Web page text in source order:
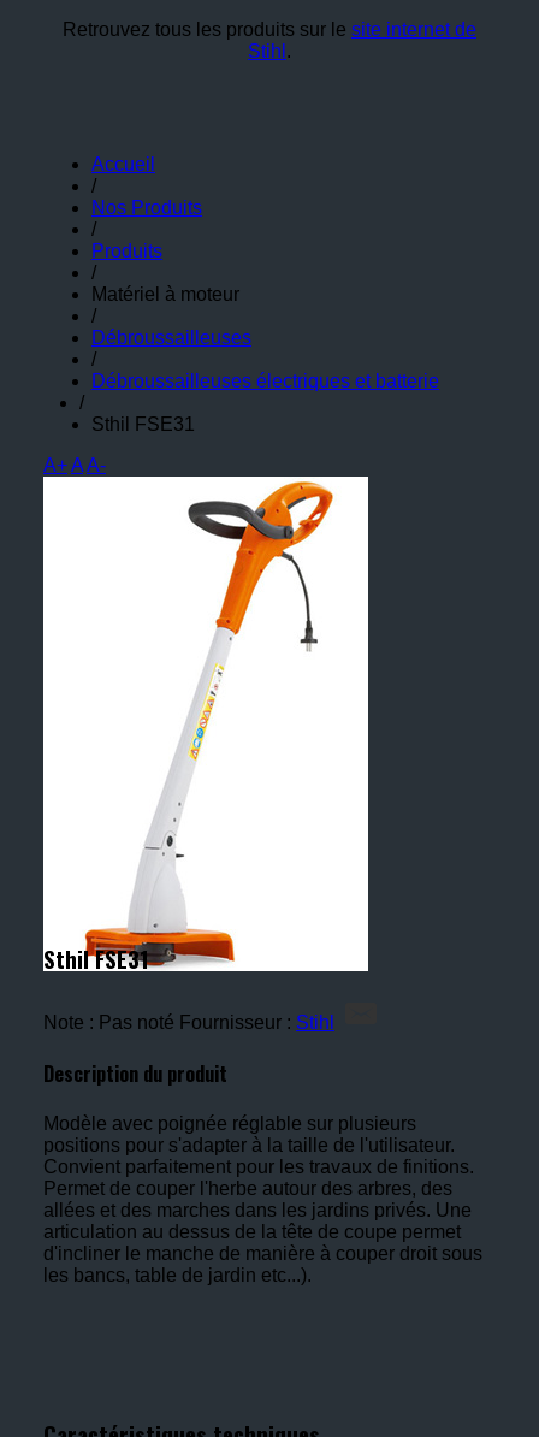
Retrouvez tous les produits sur le site internet de
Stihl .
Accueil
/
Nos Produits
/
Produits
/
Matériel à moteur
/
Débroussailleuses
/
Débroussailleuses électriques et batterie
/
Sthil FSE31
A+AA-
Sthil FSE31
Note : Pas noté Fournisseur : Stihl
Description du produit
Modèle avec poignée réglable sur plusieurs
positions pour s'adapter à la taille de l'utilisateur.
Convient parfaitement pour les travaux de finitions.
Permet de couper l'herbe autour des arbres, des
allées et des marches dans les jardins privés. Une
articulation au dessus de la tête de coupe permet
d'incliner le manche de manière à couper droit sous
les bancs, table de jardin etc...).